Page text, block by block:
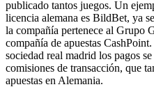
publicado tantos juegos. Un
licencia alemana es BildBet, ya
la compañía pertenece al Grupo
compañía de apuestas
sociedad real madrid los pagos
comisiones de transacción, que
apuestas en Alemania.